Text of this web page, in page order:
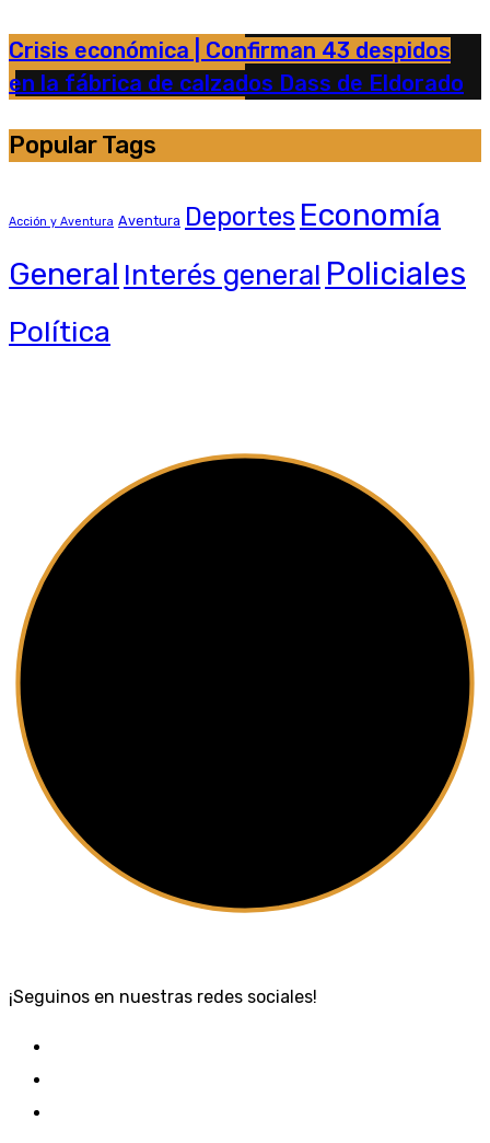
Crisis económica | Confirman 43 despidos
en la fábrica de calzados Dass de Eldorado
Popular Tags
Acción y Aventura Aventura Deportes Economía
General Interés general Policiales
Política
¡Seguinos en nuestras redes sociales!